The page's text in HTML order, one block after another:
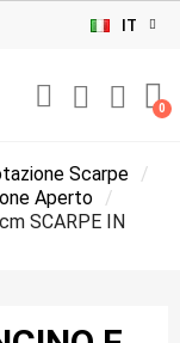
IT
Scarpe
Aperto
SCARPE IN